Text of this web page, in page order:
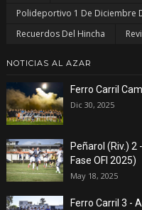
Polideportivo 1 De Diciembre
Recuerdos Del Hincha
NOTICIAS AL AZAR
Ferro Carril
Dic 30, 2025
Peñarol (Riv.) 2
Fase OFI 2025)
May 18, 2025
Ferro Carril 3 -